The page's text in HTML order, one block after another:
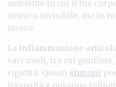
ambiente in cui il tuo
nemico invisibile, ma in
stesso.
La infiammazione
vari modi, tra cui gonfiore,
rigidità. Questi sintomi
intensità e possono